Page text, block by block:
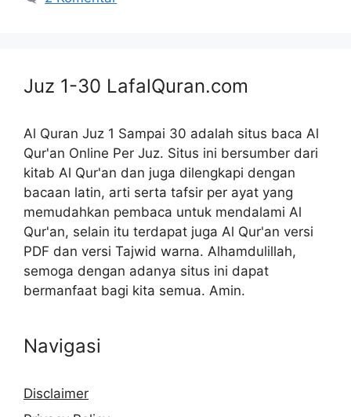
Juz 1-30 LafalQuran.com
Al Quran Juz 1 Sampai 30 adalah situs baca Al
Qur'an Online Per Juz. Situs ini bersumber dari
kitab Al Qur'an dan juga dilengkapi dengan
bacaan latin, arti serta tafsir per ayat yang
memudahkan pembaca untuk mendalami Al
Qur'an, selain itu terdapat juga Al Qur'an versi
PDF dan versi Tajwid warna. Alhamdulillah,
semoga dengan adanya situs ini dapat
bermanfaat bagi kita semua. Amin.
Navigasi
Disclaimer